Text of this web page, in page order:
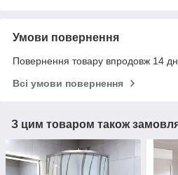
Умови повернення
Повернення товару впродовж 14
Всі умови повернення
З цим товаром також